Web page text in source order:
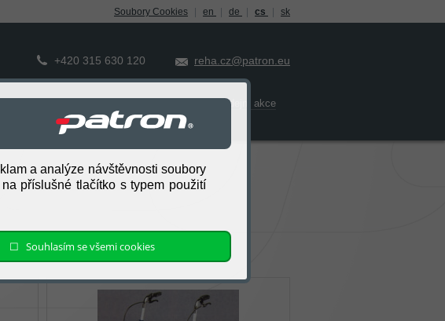
Soubory Cookies en de cs sk
+420 315 630 120 reha.cz@patron.eu
Prodejní akce
Prodejní síť
Ocenění
a analýze návštěvnosti soubory
příslušné tlačítko s typem použití
☐ Souhlasím se všemi cookies